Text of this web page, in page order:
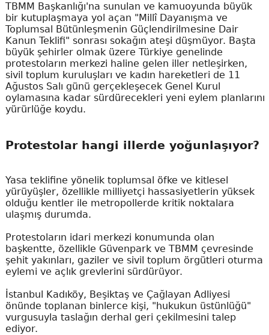
TBMM Başkanlığı'na sunulan ve kamuoyunda büyük
bir kutuplaşmaya yol açan "Millî Dayanışma ve
Toplumsal Bütünleşmenin Güçlendirilmesine Dair
Kanun Teklifi" sonrası sokağın ateşi düşmüyor. Başta
büyük şehirler olmak üzere Türkiye genelinde
protestoların merkezi haline gelen iller netleşirken,
sivil toplum kuruluşları ve kadın hareketleri de 11
Ağustos Salı günü gerçekleşecek Genel Kurul
oylamasına kadar sürdürecekleri yeni eylem planlarını
yürürlüğe koydu.
Protestolar hangi illerde yoğunlaşıyor?
Yasa teklifine yönelik toplumsal öfke ve kitlesel
yürüyüşler, özellikle milliyetçi hassasiyetlerin yüksek
olduğu kentler ile metropollerde kritik noktalara
ulaşmış durumda.
Protestoların idari merkezi konumunda olan
başkentte, özellikle Güvenpark ve TBMM çevresinde
şehit yakınları, gaziler ve sivil toplum örgütleri oturma
eylemi ve açlık grevlerini sürdürüyor.
İstanbul Kadıköy, Beşiktaş ve Çağlayan Adliyesi
önünde toplanan binlerce kişi, "hukukun üstünlüğü"
vurgusuyla taslağın derhal geri çekilmesini talep
ediyor.